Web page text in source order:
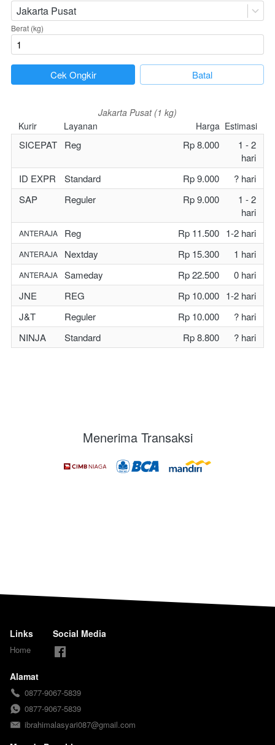
Jakarta Pusat
Berat (kg)
`
Cek Ongkir `Batal
Jakarta Pusat (1 kg)
Kurir
Layanan Harga Estimasi
SICEPAT Reg Rp 8.000
1 - 2
hari
ID EXPR
Standard Rp 9.000
? hari
SAP
Reguler Rp 9.000
1 - 2
hari
ANTERAJA Reg Rp 11.500 1-2 hari
ANTERAJA Nextday Rp 15.300 1 hari
ANTERAJA Sameday Rp 22.500
0 hari
JNE
REG Rp 10.000 1-2 hari
J&T
Reguler Rp 10.000
? hari
NINJA
Standard Rp 8.800 ? hari
Menerima Transaksi
Links
Home
Social Media
Alamat
0877-9067-5839
0877-9067-5839
ibrahimalasyari087@gmail.com